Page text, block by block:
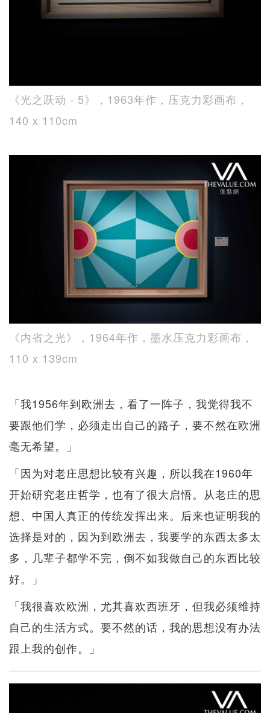
《光之跃动 - 5》，1963年作，压克力彩画布，
140 x 110cm
《内省之光》，1964年作，墨水压克力彩画布，
110 x 139cm
「我1956年到欧洲去，看了一阵子，我觉得我不
要跟他们学，必须走出自己的路子，要不然在欧洲
毫无希望。」
「因为对老庄思想比较有兴趣，所以我在1960年
开始研究老庄哲学，也有了很大启悟。从老庄的思
想、中国人真正的传统发挥出来。后来也证明我的
选择是对的，因为到欧洲去，我要学的东西太多太
多，几辈子都学不完，倒不如我做自己的东西比较
好。」
「我很喜欢欧洲，尤其喜欢西班牙，但我必须维持
自己的生活方式。要不然的话，我的思想没有办法
跟上我的创作。」